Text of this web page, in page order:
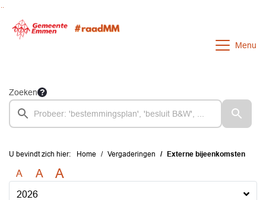
Menu
Zoeken
U bevindt zich hier: Home Vergaderingen Externe bijeenkomsten
A A A
2026